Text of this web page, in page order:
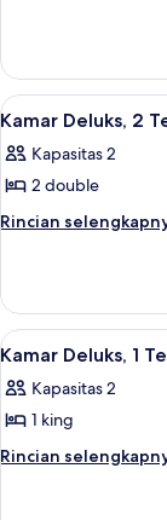
Tempat
Tidur
Double
Kamar
Deluks,
2
Tidur
Double
Lihat
semua
foto
untuk
Kamar
Tempat
Tidur
Double
6
Kamar Deluks, 2
Kapasitas 2
2 double
Rincian
Rincian
Kamar
Deluks,
2
Tidur
Double
Lihat
semua
foto
untuk
Kamar
7
Kamar Deluks, 1
Kapasitas 2
1 king
Rincian
Rincian